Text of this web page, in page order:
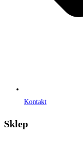
Kontakt
Sklep